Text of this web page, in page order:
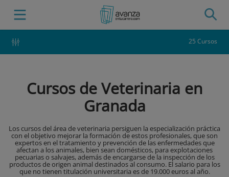
25 Cursos
Cursos de Veterinaria en
Granada
Los cursos del área de veterinaria persiguen la especialización práctica
con el objetivo mejorar la formación de estos profesionales, que son
expertos en el tratamiento y prevención de las enfermedades que
afectan a los animales, bien sean domésticos, para explotaciones
pecuarias o salvajes, además de encargarse de la inspección de los
productos de origen animal destinados al consumo. El salario para los
que no tienen titulación universitaria es de 19.000 euros al año.